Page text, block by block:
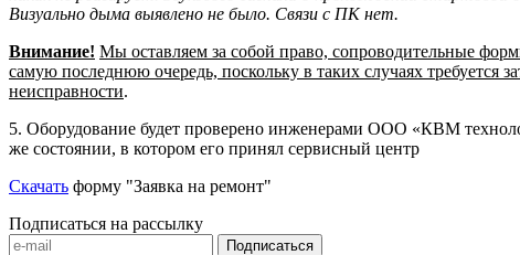
Визуально дыма выявлено не было. Связи с ПК нет.
Внимание! Мы оставляем за собой право, сопроводительные
самую последнюю очередь, поскольку в таких случаях требуется
неисправности.
5. Оборудование будет проверено инженерами ООО «КВМ
же состоянии, в котором его принял сервисный центр
Скачать форму "Заявка на ремонт"
Подписаться на рассылку
Подписаться